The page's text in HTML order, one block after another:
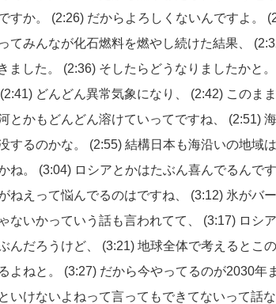
すか。 (2:26) だからよろしくないんですよ。
てみんなが化石燃料を燃やし続けた結果、
ました。
(2:36) そしたらどうなりましたかと。
(2:41) どんどん異常気象になり、 (2:42) このま
とかもどんどん溶けていってですね、 (2:51)
するのかな。 (2:55) 結構日本も海沿いの地域
ね。 (3:04) ロシアとかはたぶん喜んでるんです
ねえって悩んでるのはですね、 (3:12) 氷がバ
ないかっていう話も言われてて、 (3:17) ロシ
んだろうけど、 (3:21) 地球全体で考えるとこ
よねと。 (3:27) だから今やってるのが2030年
いけないよねって言ってもできてないって話な